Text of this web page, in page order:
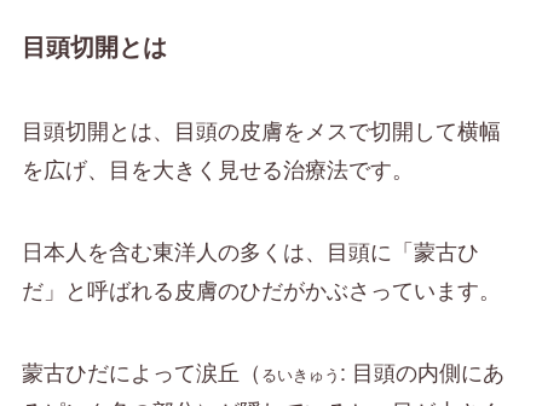
目頭切開とは
目頭切開とは、目頭の皮膚をメスで切開して横幅
を広げ、目を大きく見せる治療法です。
日本人を含む東洋人の多くは、目頭に「蒙古ひ
だ」と呼ばれる皮膚のひだがかぶさっています。
蒙古ひだによって涙丘（ るいきゅう : 目頭の内側にあ